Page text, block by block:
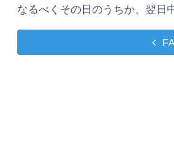
なるべくその日のうちか、翌